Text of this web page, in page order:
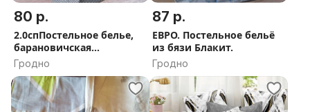
80 р.
2.0спПостельное белье,
барановичская
бязь.БЛАКИТ
Гродно
87 р.
ЕВРО. Постельное бельё
из бязи Блакит.
Гродно